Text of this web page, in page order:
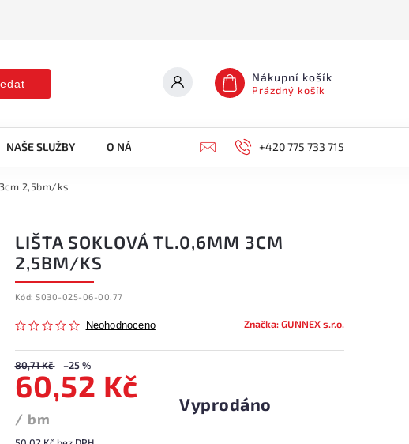
Nákupní košík
Prázdný košík
NAŠE SLUŽBY O NÁS KONTAKTY +420 775 733 715
2,5bm/ks
LIŠTA SOKLOVÁ TL.0,6MM 3CM
2,5BM/KS
Kód: S030-025-06-00.77
Neohodnoceno Značka:GUNNEX s.r.o.
80,71 Kč –25 %
60,52 Kč
/ bm
Vyprodáno